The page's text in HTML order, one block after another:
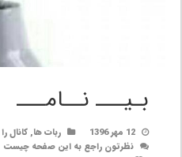
بـیـــ نــامـــ
12 مهر 1396 ربات ها,کانال
نظرتون راجع به این صفحه چیست